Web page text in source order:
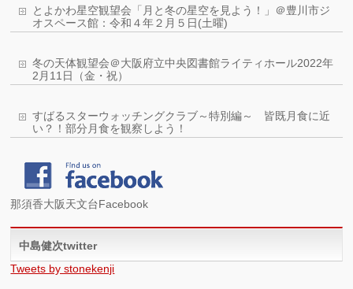
とよかわ星空観望会「月と冬の星空を見よう！」＠豊川市ジ
オスペース館：令和４年２月５日(土曜)
冬の天体観望会＠大阪府立中央図書館ライティホール2022年
2月11日（金・祝）
すばるスターウォッチングクラブ～特別編～ 皆既月食に近
い？！部分月食を観察しよう！
那須香大阪天文台Facebook
中島健次twitter
Tweets by stonekenji